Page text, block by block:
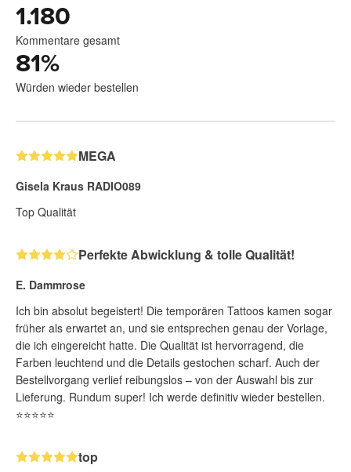
1.180
Kommentare gesamt
81%
Würden wieder bestellen
MEGA
Gisela Kraus RADIO089
Top Qualität
Perfekte Abwicklung & tolle Qualität!
E. Dammrose
Ich bin absolut begeistert! Die temporären Tattoos kamen sogar
früher als erwartet an, und sie entsprechen genau der Vorlage,
die ich eingereicht hatte. Die Qualität ist hervorragend, die
Farben leuchtend und die Details gestochen scharf. Auch der
Bestellvorgang verlief reibungslos – von der Auswahl bis zur
Lieferung. Rundum super! Ich werde definitiv wieder bestellen.
⭐⭐⭐⭐⭐
top